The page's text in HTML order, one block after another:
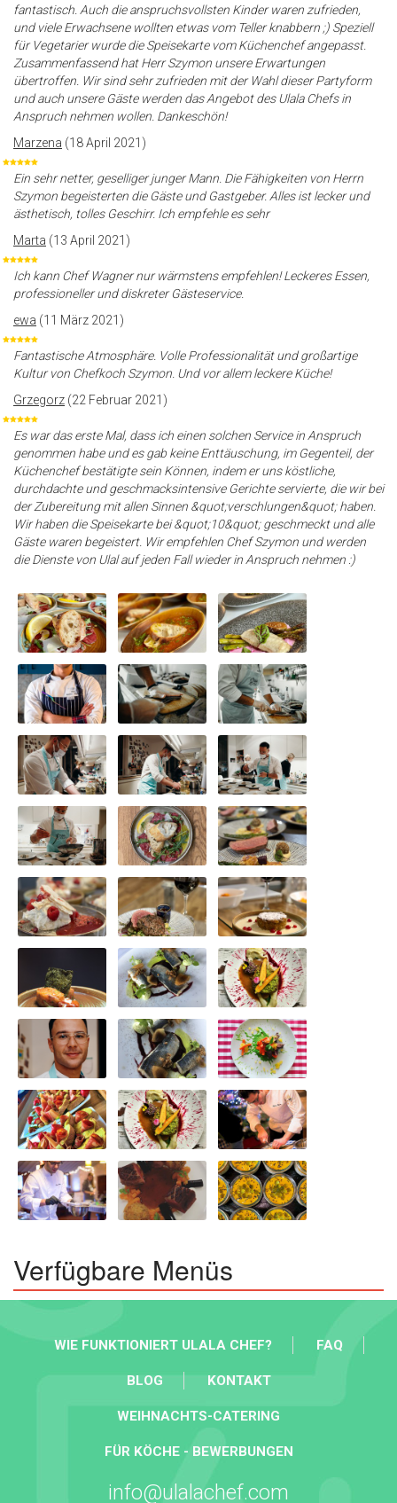
fantastisch. Auch die anspruchsvollsten Kinder waren zufrieden,
und viele Erwachsene wollten etwas vom Teller knabbern ;) Speziell
für Vegetarier wurde die Speisekarte vom Küchenchef angepasst.
Zusammenfassend hat Herr Szymon unsere Erwartungen
übertroffen. Wir sind sehr zufrieden mit der Wahl dieser Partyform
und auch unsere Gäste werden das Angebot des Ulala Chefs in
Anspruch nehmen wollen. Dankeschön!
Marzena (18 April 2021)
Ein sehr netter, geselliger junger Mann. Die Fähigkeiten von Herrn
Szymon begeisterten die Gäste und Gastgeber. Alles ist lecker und
ästhetisch, tolles Geschirr. Ich empfehle es sehr
Marta (13 April 2021)
Ich kann Chef Wagner nur wärmstens empfehlen! Leckeres Essen,
professioneller und diskreter Gästeservice.
ewa (11 März 2021)
Fantastische Atmosphäre. Volle Professionalität und großartige
Kultur von Chefkoch Szymon. Und vor allem leckere Küche!
Grzegorz (22 Februar 2021)
Es war das erste Mal, dass ich einen solchen Service in Anspruch
genommen habe und es gab keine Enttäuschung, im Gegenteil, der
Küchenchef bestätigte sein Können, indem er uns köstliche,
durchdachte und geschmacksintensive Gerichte servierte, die wir bei
der Zubereitung mit allen Sinnen &quot;verschlungen&quot; haben.
Wir haben die Speisekarte bei &quot;10&quot; geschmeckt und alle
Gäste waren begeistert. Wir empfehlen Chef Szymon und werden
die Dienste von Ulal auf jeden Fall wieder in Anspruch nehmen :)
Verfügbare Menüs
WIE FUNKTIONIERT ULALA CHEF? FAQ
BLOG KONTAKT
WEIHNACHTS-CATERING
FÜR KÖCHE - BEWERBUNGEN
info@ulalachef.com